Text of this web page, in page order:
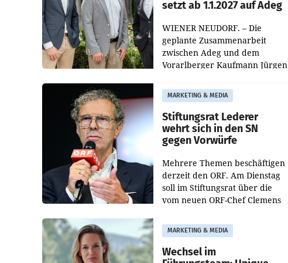
setzt ab 1.1.2027 auf Adeg
WIENER NEUDORF. – Die
geplante Zusammenarbeit
zwischen Adeg und dem
Vorarlberger Kaufmann Jürgen
freigegeben: Die
Bundeswettbewerbsbehörde
und der Bundeskartellanwalt
MARKETING & MEDIA
Stiftungsrat Lederer
wehrt sich in den SN
gegen Vorwürfe
Mehrere Themen beschäftigen
derzeit den ORF. Am Dienstag
soll im Stiftungsrat über die
vom neuen ORF-Chef Clemens
Besetzungen für die
Direktionen abgestimmt
werden.
MARKETING & MEDIA
Wechsel im